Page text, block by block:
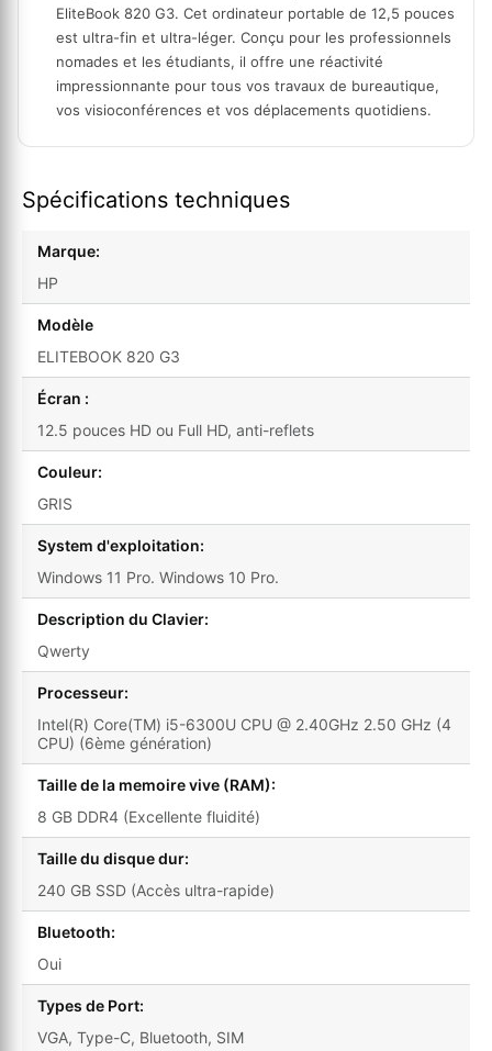
EliteBook 820 G3. Cet ordinateur portable de 12,5 pouces
est ultra-fin et ultra-léger. Conçu pour les professionnels
nomades et les étudiants, il offre une réactivité
impressionnante pour tous vos travaux de bureautique,
vos visioconférences et vos déplacements quotidiens.
Spécifications techniques
Marque:
HP
Modèle
ELITEBOOK 820 G3
Écran :
12.5 pouces HD ou Full HD, anti-reflets
Couleur:
GRIS
System d'exploitation:
Windows 11 Pro. Windows 10 Pro.
Description du Clavier:
Qwerty
Processeur:
Intel(R) Core(TM) i5-6300U CPU @ 2.40GHz 2.50 GHz (4
CPU) (6ème génération)
Taille de la memoire vive (RAM):
8 GB DDR4 (Excellente fluidité)
Taille du disque dur:
240 GB SSD (Accès ultra-rapide)
Bluetooth:
Oui
Types de Port:
VGA, Type-C, Bluetooth, SIM